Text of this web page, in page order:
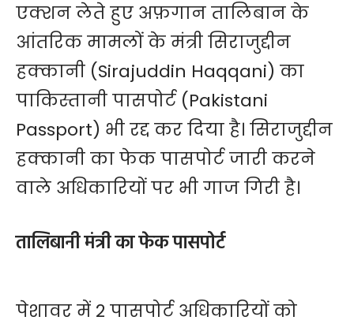
एक्शन लेते हुए अफ़गान तालिबान के
आंतरिक मामलों के मंत्री सिराजुद्दीन
हक्कानी (Sirajuddin Haqqani) का
पाकिस्तानी पासपोर्ट (Pakistani
Passport) भी रद्द कर दिया है। सिराजुद्दीन
हक्कानी का फेक पासपोर्ट जारी करने
वाले अधिकारियों पर भी गाज गिरी है।
तालिबानी मंत्री का फेक पासपोर्ट
पेशावर में 2 पासपोर्ट अधिकारियों को